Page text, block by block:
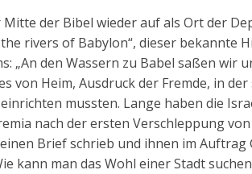
der Bibel wieder auf als Ort der
rivers of Babylon“, dieser bekannte
„An den Wassern zu Babel saßen wir
von Heim, Ausdruck der Fremde, in
mussten. Lange haben die
nach der ersten Verschleppung
Brief schrieb und ihnen im Auftrag
kann man das Wohl einer Stadt